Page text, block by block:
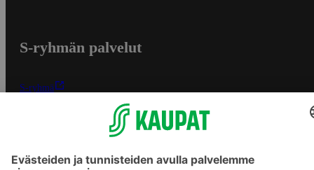
S-ryhmän palvelut
S-ryhmä
Yhteishyvä Ruoka -sovellus
Sokos.fi